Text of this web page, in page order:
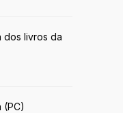
dos livros da
(PC)